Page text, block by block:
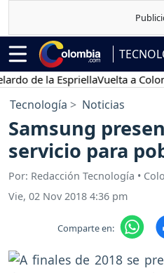
la EspriellaVuelta a Colombia
Tecnología Noticias
Samsung
servicio para
Por: Redacción Tecnología •
Vie, 02 Nov 2018 4:36 pm
Comparte en: